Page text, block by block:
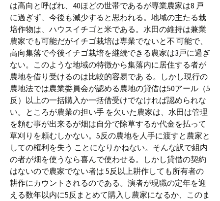
は高向と呼ばれ、40ほどの世帯であるが専業農家は8 戸
に過ぎず、今後も減少すると思われる。地域の主たる栽
培作物は、ハウスイチゴと米である。水田の維持は兼業
農家でも可能だがイチゴ栽培は専業でないと不 可能で、
高向集落で今後イチゴ栽培を継続できる農家は3戸に過ぎ
ない。このような地域の特徴から集落内に居住する者が
農地を借り受けるのは比較的容易であ る。しかし現行の
農地法では農業委員会が認める農地の貸借は50アール（5
反）以上の一括購入か一括借受けでなければ認められな
い。ところが農業の担い手 を欠いた農家は、水田は管理
を頼む事が出来るが畑は自分で除草するか代金を払って
草刈りを頼むしかない。5反の農地を人手に渡すと農家と
しての権利を失う ことになりかねない。そんな訳で組内
の者が畑を使うなら喜んで使わせる。しかし貸借の契約
はないので農家でない者は 5反以上耕作しても所有者の
耕作にカウントされるのである。演者が現職の定年を迎
える数年以内に5反まとめて購入し農家になるか、このま